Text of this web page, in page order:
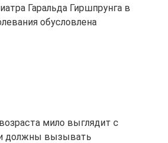
Гаральда Гиршпрунга в
обусловлена
мило выглядит с
должны вызывать